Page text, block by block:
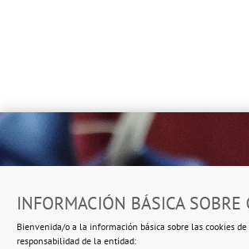
INFORMACIÓN BÁSICA SOBRE
Bienvenida/o a la información básica sobre las cookies
responsabilidad de la entidad:
Ropero Solidario de Usera
Beasáin 25-33posterior, local 3 –